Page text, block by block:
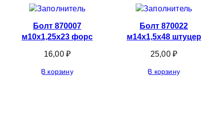
Болт 870007
м10х1,25х23 форс
16,00 ₽
В корзину
Болт 870022
м14х1,5х48 штуцер
25,00₽
В корзину